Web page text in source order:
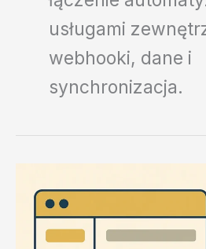
usługami
webhooki, dane i
synchronizacja.